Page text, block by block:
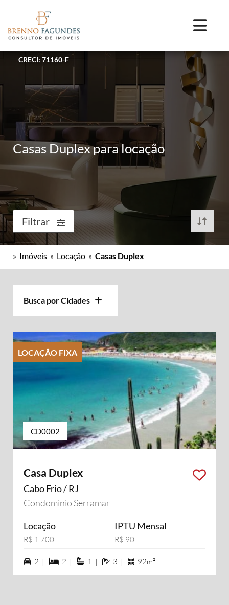
CRECI: 71160-F
Casas Duplex para locação
Filtrar
» Imóveis » Locação » Casas Duplex
Busca por Cidades
LOCAÇÃO FIXA
CD0002
Casa Duplex
Cabo Frio / RJ
Condominio Serramar
Locação
R$ 1.700
IPTU Mensal
R$ 90
2 vagas na garagem
2 | 2 dormiórios
2 | 1 suítes
1 | 3 banheiros
3 | 92m²